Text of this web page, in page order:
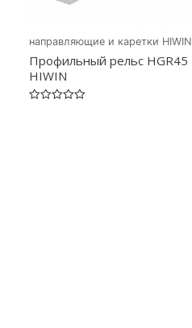
направляющие и каретки HIWIN
Профильный рельс HGR45
HIWIN